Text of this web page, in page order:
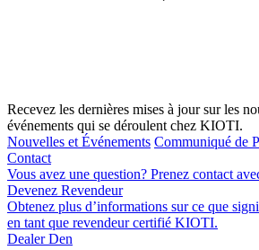
Recevez les dernières mises à jour sur les
événements qui se déroulent chez KIOTI.
Nouvelles et Événements Communiqué de
Contact
Vous avez une question? Prenez contact
Devenez Revendeur
Obtenez plus d’informations sur ce que
en tant que revendeur certifié KIOTI.
Dealer Den